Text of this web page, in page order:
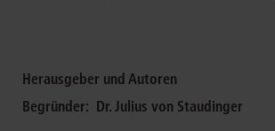
Herausgeber und Autoren
Begründer: Dr. Julius von Staudinger